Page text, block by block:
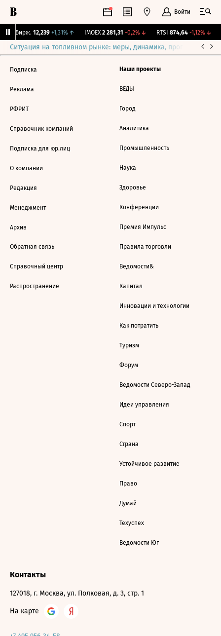
Войти
CNY Бирж. 12,239 +1,31%↑ IMOEX 2 281,31 -0,2%↓ RTSI 874,64 -1,12%↓
Ситуация на топливном рынке: меры, динамика, прогнозы
Подписка
Реклама
РФРИТ
Справочник компаний
Подписка для юр.лиц
О компании
Редакция
Менеджмент
Архив
Обратная связь
Справочный центр
Распространение
Наши проекты
ВЕДЫ
Город
Аналитика
Промышленность
Наука
Здоровье
Конференции
Премия Импульс
Правила торговли
Ведомости&
Капитал
Инновации и технологии
Как потратить
Туризм
Форум
Ведомости Северо-Запад
Идеи управления
Спорт
Страна
Устойчивое развитие
Право
Думай
Техуспех
Ведомости Юг
Контакты
127018, г. Москва, ул. Полковая, д. 3, стр. 1
На карте